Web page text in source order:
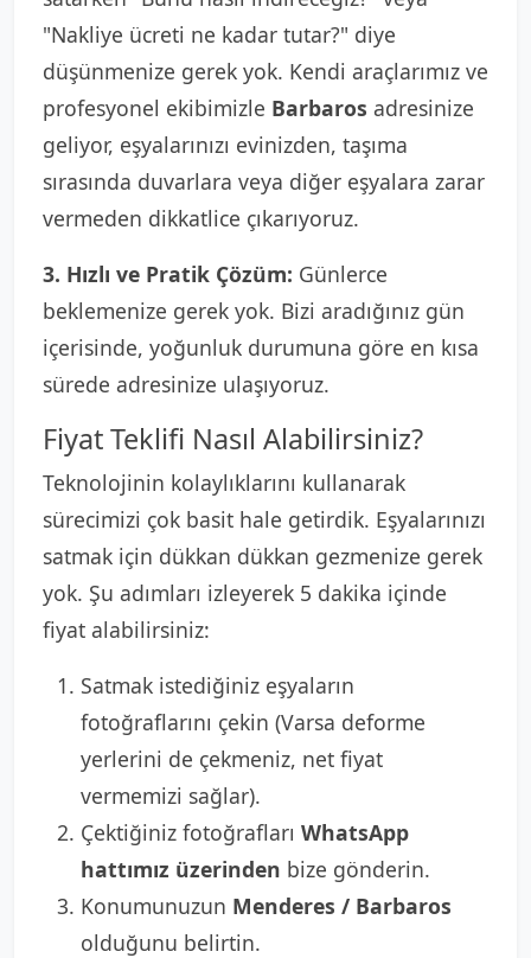
"Nakliye ücreti ne kadar tutar?" diye
düşünmenize gerek yok. Kendi araçlarımız ve
profesyonel ekibimizle Barbaros adresinize
geliyor, eşyalarınızı evinizden, taşıma
sırasında duvarlara veya diğer eşyalara zarar
vermeden dikkatlice çıkarıyoruz.
3. Hızlı ve Pratik Çözüm: Günlerce
beklemenize gerek yok. Bizi aradığınız gün
içerisinde, yoğunluk durumuna göre en kısa
sürede adresinize ulaşıyoruz.
Fiyat Teklifi Nasıl Alabilirsiniz?
Teknolojinin kolaylıklarını kullanarak
sürecimizi çok basit hale getirdik. Eşyalarınızı
satmak için dükkan dükkan gezmenize gerek
yok. Şu adımları izleyerek 5 dakika içinde
fiyat alabilirsiniz:
Satmak istediğiniz eşyaların
fotoğraflarını çekin (Varsa deforme
yerlerini de çekmeniz, net fiyat
vermemizi sağlar).
Çektiğiniz fotoğrafları WhatsApp
hattımız üzerinden bize gönderin.
Konumunuzun Menderes / Barbaros
olduğunu belirtin.